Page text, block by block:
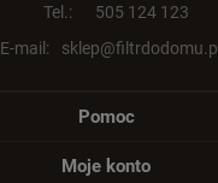
Tel.:
505 124 123
E-mail:
sklep@filtrdodomu.pl
Pomoc
Moje konto